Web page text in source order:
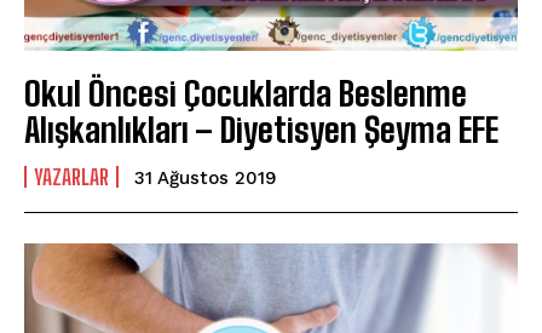
Okul Öncesi Çocuklarda Beslenme
Alışkanlıkları – Diyetisyen Şeyma EFE
YAZARLAR 31 Ağustos 2019